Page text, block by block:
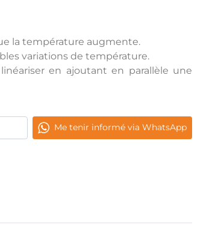
la température augmente.
variations de température.
en ajoutant en parallèle une
Me tenir informé via WhatsApp